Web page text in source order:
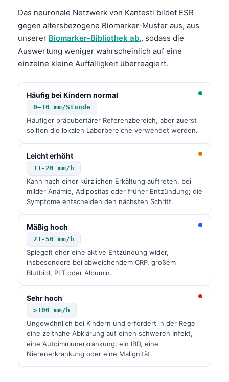
Das neuronale Netzwerk von Kantesti bildet ESR
gegen altersbezogene Biomarker-Muster aus, aus
unserer Biomarker-Bibliothek ab., sodass die
Auswertung weniger wahrscheinlich auf eine
einzelne kleine Auffälligkeit überreagiert.
Häufig bei Kindern normal
0–10 mm/Stunde
Häufiger präpubertärer Referenzbereich, aber zuerst
sollten die lokalen Laborbereiche verwendet werden.
Leicht erhöht
11-20 mm/h
Kann nach einer kürzlichen Erkältung auftreten, bei
milder Anämie, Adipositas oder früher Entzündung; die
Symptome entscheiden den nächsten Schritt.
Mäßig hoch
21-50 mm/h
Spiegelt eher eine aktive Entzündung wider,
insbesondere bei abweichendem CRP, großem
Blutbild, PLT oder Albumin.
Sehr hoch
>100 mm/h
Ungewöhnlich bei Kindern und erfordert in der Regel
eine zeitnahe Abklärung auf einen schweren Infekt,
eine Autoimmunerkrankung, ein IBD, eine
Nierenerkrankung oder eine Malignität.